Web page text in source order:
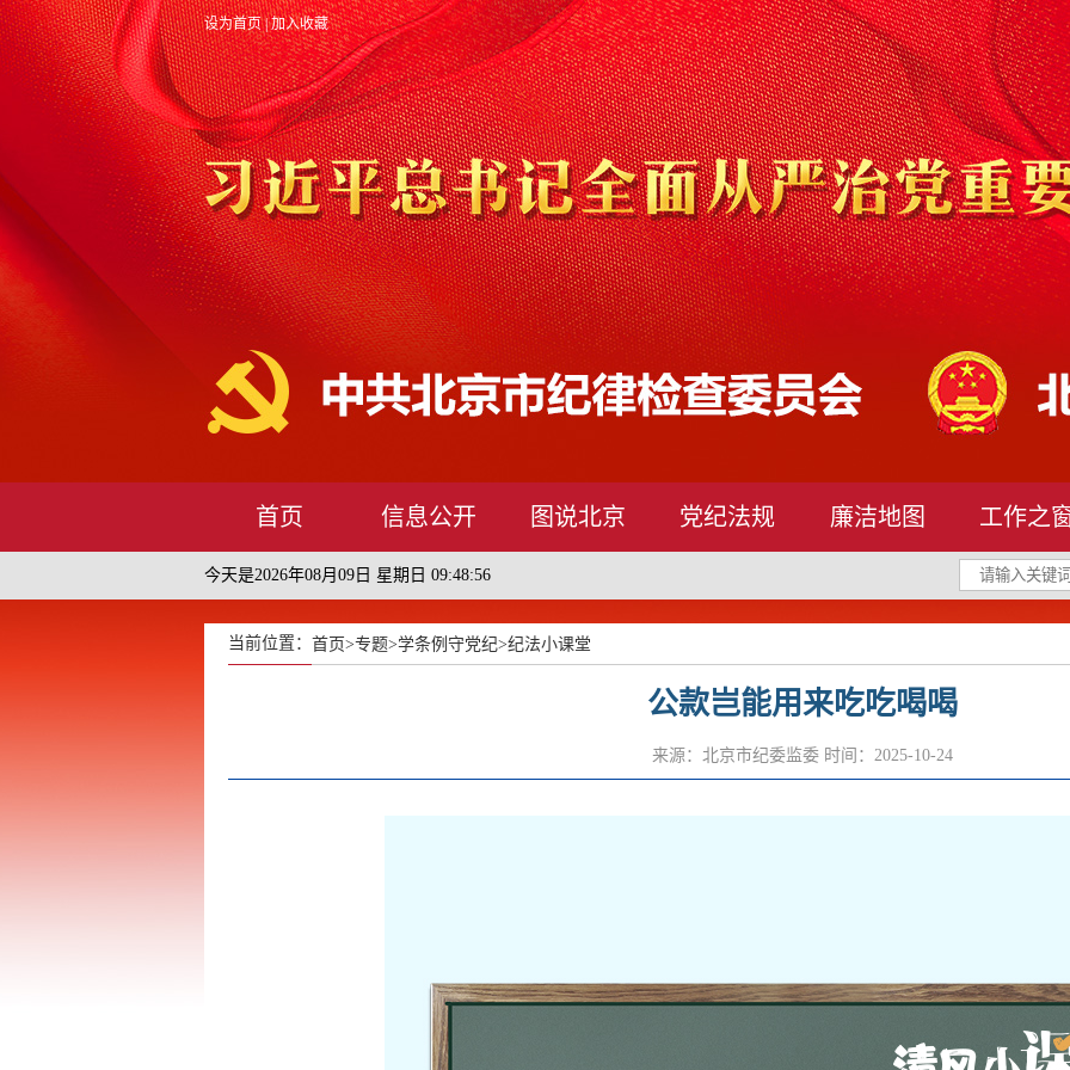
设为首页|加入收藏
首页 信息公开 图说北京 党纪法规 廉洁地图 工作之
今天是2026年08月09日 星期日 09:48:58
当前位置： 首页>专题>学条例守党纪>纪法小课堂
公款岂能用来吃吃喝喝
来源：北京市纪委监委 时间：2025-10-24